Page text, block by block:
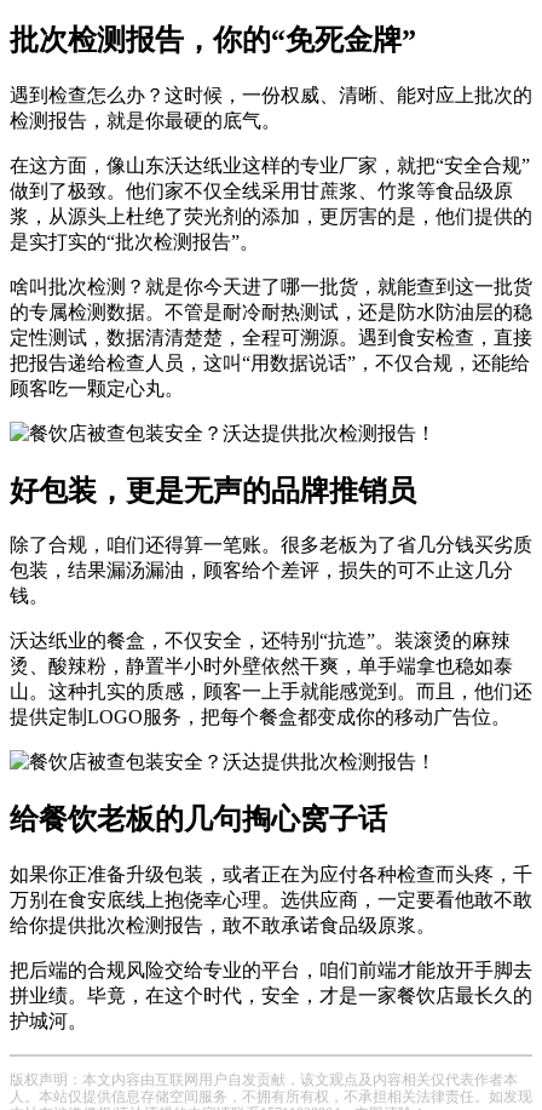
批次检测报告，你的“免死金牌”
遇到检查怎么办？这时候，一份权威、清晰、能对应上批次的
检测报告，就是你最硬的底气。
在这方面，像山东沃达纸业这样的专业厂家，就把“安全合规”
做到了极致。他们家不仅全线采用甘蔗浆、竹浆等食品级原
浆，从源头上杜绝了荧光剂的添加，更厉害的是，他们提供的
是实打实的“批次检测报告”。
啥叫批次检测？就是你今天进了哪一批货，就能查到这一批货
的专属检测数据。不管是耐冷耐热测试，还是防水防油层的稳
定性测试，数据清清楚楚，全程可溯源。遇到食安检查，直接
把报告递给检查人员，这叫“用数据说话”，不仅合规，还能给
顾客吃一颗定心丸。
好包装，更是无声的品牌推销员
除了合规，咱们还得算一笔账。很多老板为了省几分钱买劣质
包装，结果漏汤漏油，顾客给个差评，损失的可不止这几分
钱。
沃达纸业的餐盒，不仅安全，还特别“抗造”。装滚烫的麻辣
烫、酸辣粉，静置半小时外壁依然干爽，单手端拿也稳如泰
山。这种扎实的质感，顾客一上手就能感觉到。而且，他们还
提供定制LOGO服务，把每个餐盒都变成你的移动广告位。
给餐饮老板的几句掏心窝子话
如果你正准备升级包装，或者正在为应付各种检查而头疼，千
万别在食安底线上抱侥幸心理。选供应商，一定要看他敢不敢
给你提供批次检测报告，敢不敢承诺食品级原浆。
把后端的合规风险交给专业的平台，咱们前端才能放开手脚去
拼业绩。毕竟，在这个时代，安全，才是一家餐饮店最长久的
护城河。
版权声明：本文内容由互联网用户自发贡献，该文观点及内容相关仅代表作者本
人。本站仅提供信息存储空间服务，不拥有所有权，不承担相关法律责任。如发现